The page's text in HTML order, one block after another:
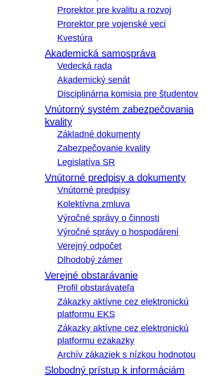
Prorektor pre kvalitu a rozvoj
Prorektor pre vojenské veci
Kvestúra
Akademická samospráva
Vedecká rada
Akademický senát
Disciplinárna komisia pre študentov
Vnútorný systém zabezpečovania
kvality
Základné dokumenty
Zabezpečovanie kvality
Legislatíva SR
Vnútorné predpisy a dokumenty
Vnútorné predpisy
Kolektívna zmluva
Výročné správy o činnosti
Výročné správy o hospodárení
Verejný odpočet
Dlhodobý zámer
Verejné obstarávanie
Profil obstarávateľa
Zákazky aktívne cez elektronickú
platformu EKS
Zákazky aktívne cez elektronickú
platformu ezakazky
Archív zákaziek s nízkou hodnotou
Slobodný prístup k informáciám